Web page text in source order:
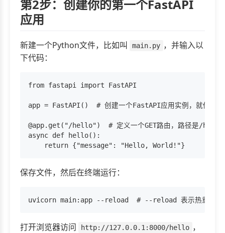
第2步：创建你的第一个FastAPI
应用
新建一个Python文件，比如叫 main.py ，并输入以
下代码：
from fastapi import FastAPI
app = FastAPI()  # 创建一个FastAPI应用实例，就像给你
@app.get("/hello")  # 定义一个GET路由，路径是/hello
async def hello():
保存文件，然后在终端运行：
打开浏览器访问 http://127.0.0.1:8000/hello ，